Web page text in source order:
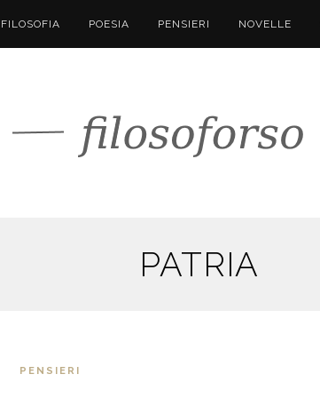
FILOSOFIA POESIA PENSIERI NOVELLE
PATRIA
PENSIERI